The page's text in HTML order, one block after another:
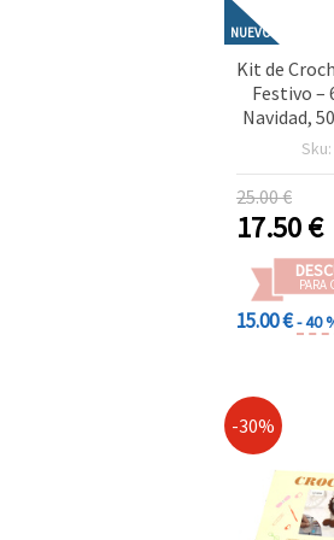
NUEVO
Kit de
Festivo –
Navidad,
Set
Navideños
Sku:
25.00 €
17.50€
PARA
15.00 €- 40
-30%